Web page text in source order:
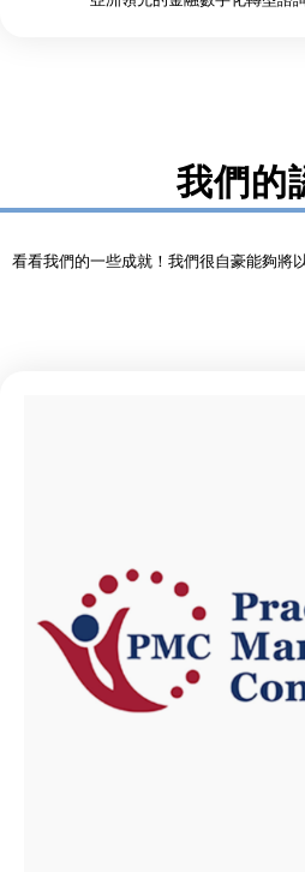
我們的
看看我們的一些成就！我們很自豪能夠將